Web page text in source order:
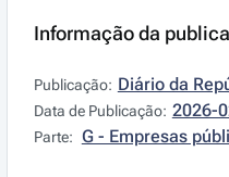
Informação da
Publicação: Diário da
Data de Publicação: 2026-
Parte: G - Empresas